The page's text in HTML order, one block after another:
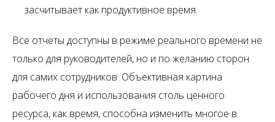
засчитывает как продуктивное время.
Все отчеты доступны в режиме реального времени не
только для руководителей, но и по желанию сторон
для самих сотрудников. Объективная картина
рабочего дня и использования столь ценного
ресурса, как время, способна изменить многое в